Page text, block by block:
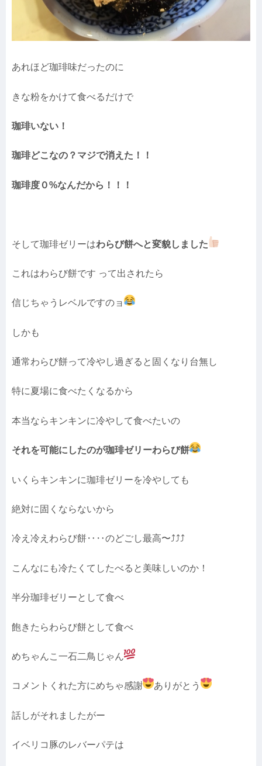
あれほど珈琲味だったのに
きな粉をかけて食べるだけで
珈琲いない！
珈琲どこなの？マジで消えた！！
珈琲度０%なんだから！！！
そして珈琲ゼリーはわらび餅へと変貌しました
これはわらび餅です って出されたら
信じちゃうレベルですのョ
しかも
通常わらび餅って冷やし過ぎると固くなり台無し
特に夏場に食べたくなるから
本当ならキンキンに冷やして食べたいの
それを可能にしたのが珈琲ゼリーわらび餅
いくらキンキンに珈琲ゼリーを冷やしても
絶対に固くならないから
冷え冷えわらび餅‥‥のどごし最高〜⤴︎⤴︎⤴︎
こんなにも冷たくてしたべると美味しいのか！
半分珈琲ゼリーとして食べ
飽きたらわらび餅として食べ
めちゃんこ一石二鳥じゃん
コメントくれた方にめちゃ感謝 ありがとう
話しがそれましたがー
イベリコ豚のレバーパテは